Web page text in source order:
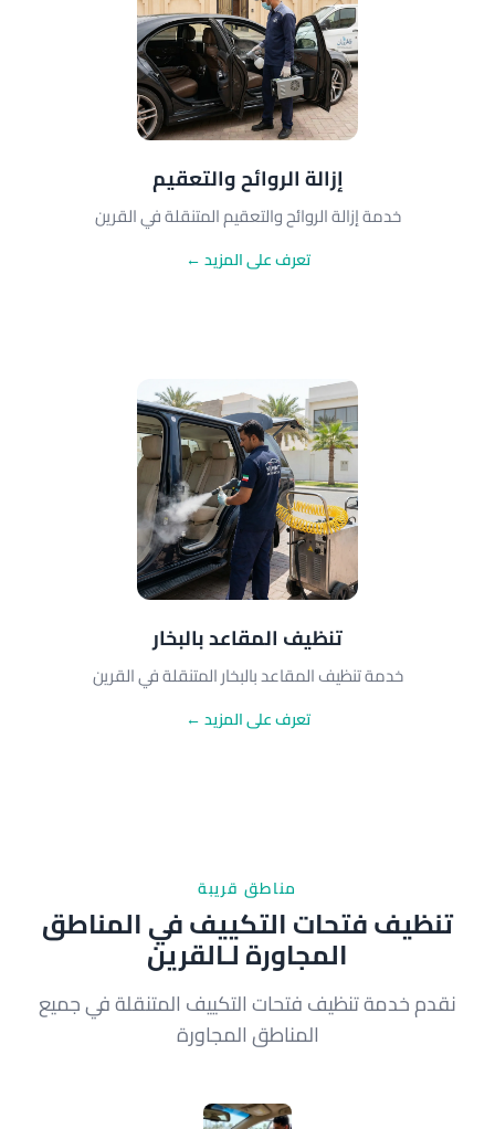
إزالة الروائح والتعقيم
خدمة إزالة الروائح والتعقيم المتنقلة في القرين
تعرف على المزيد ←
تنظيف المقاعد بالبخار
خدمة تنظيف المقاعد بالبخار المتنقلة في القرين
تعرف على المزيد ←
مناطق قريبة
تنظيف فتحات التكييف في المناطق
المجاورة لـالقرين
نقدم خدمة تنظيف فتحات التكييف المتنقلة في جميع
المناطق المجاورة